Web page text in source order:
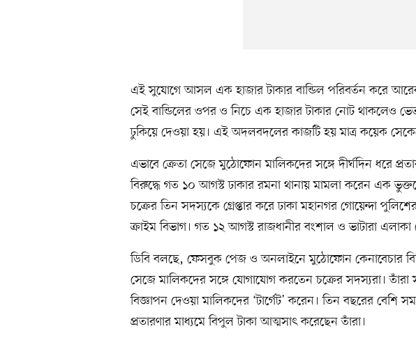
এই সুযোগে আসল এক হাজার টাকার বান্ডিল পরিবর্তন করে
সেই বান্ডিলের ওপর ও নিচে এক হাজার টাকার নোট থাকলেও
ঢুকিয়ে দেওয়া হয়। এই অদলবদলের কাজটি হয় মাত্র কয়েক
এভাবে ক্রেতা সেজে মুঠোফোন মালিকদের সঙ্গে দীর্ঘদিন ধরে
বিরুদ্ধে গত ১০ আগস্ট ঢাকার রমনা থানায় মামলা করেন এক
চক্রের তিন সদস্যকে গ্রেপ্তার করে ঢাকা মহানগর গোয়েন্দা
ক্রাইম বিভাগ। গত ১২ আগস্ট রাজধানীর বংশাল ও ভাটারা এলাকা
ডিবি বলছে, ফেসবুক পেজ ও অনলাইনে মুঠোফোন কেনাবেচার
সেজে মালিকদের সঙ্গে যোগাযোগ করতেন চক্রের সদস্যরা। তাঁরা
বিজ্ঞাপন দেওয়া মালিকদের ‘টার্গেট’ করেন। তিন বছরের বেশি
প্রতারণার মাধ্যমে বিপুল টাকা আত্মসাৎ করেছেন তাঁরা।